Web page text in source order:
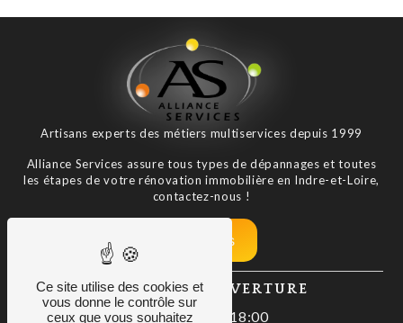
Artisans experts des métiers multiservices depuis 1999
Alliance Services assure tous types de dépannages et toutes
les étapes de votre rénovation immobilière en Indre-et-Loire,
contactez-nous !
Nos tarifs
HORAIRES D'OUVERTURE
Lundi : 08:00–18:00
Ce site utilise des cookies et
vous donne le contrôle sur
ceux que vous souhaitez